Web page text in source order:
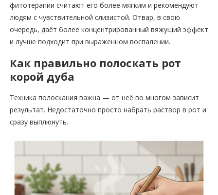
фитотерапии считают его более мягким и рекомендуют
людям с чувствительной слизистой. Отвар, в свою
очередь, даёт более концентрированный вяжущий эффект
и лучше подходит при выраженном воспалении.
Как правильно полоскать рот
корой дуба
Техника полоскания важна — от неё во многом зависит
результат. Недостаточно просто набрать раствор в рот и
сразу выплюнуть.